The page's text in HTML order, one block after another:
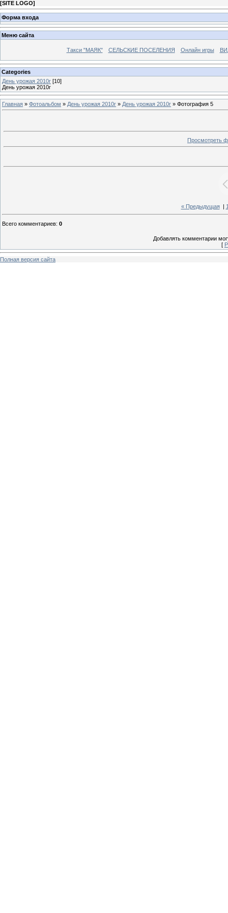
[SITE LOGO]
Форма входа
Меню сайта
Такси "МАЯК" СЕЛЬСКИЕ ПОСЕЛЕНИЯ Онлайн игры
Categories
День урожая 2010г [10]
День урожая 2010г
Главная » Фотоальбом » День урожая 2010г » День урожая 2010г » Фотография 5
Просмотреть
« Предыдущая|
Всего комментариев: 0
Добавлять комментарии
[
Полная версия сайта